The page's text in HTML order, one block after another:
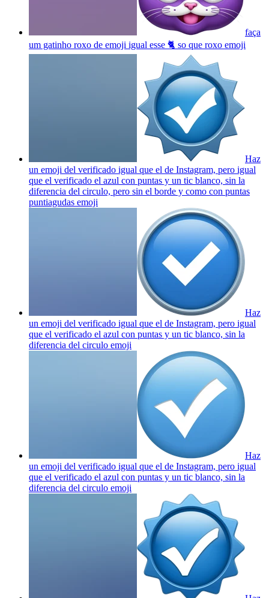
faça
um gatinho roxo de emoji igual esse 🐈 so que roxo emoji
Haz
un emoji del verificado igual que el de Instagram, pero igual
que el verificado el azul con puntas y un tic blanco, sin la
diferencia del circulo, pero sin el borde y como con puntas
puntiagudas emoji
Haz
un emoji del verificado igual que el de Instagram, pero igual
que el verificado el azul con puntas y un tic blanco, sin la
diferencia del circulo emoji
Haz
un emoji del verificado igual que el de Instagram, pero igual
que el verificado el azul con puntas y un tic blanco, sin la
diferencia del circulo emoji